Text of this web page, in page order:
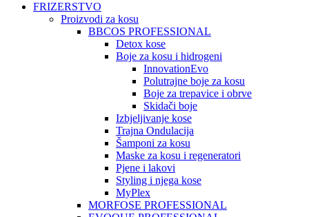
FRIZERSTVO
Proizvodi za kosu
BBCOS PROFESSIONAL
Detox kose
Boje za kosu i hidrogeni
InnovationEvo
Polutrajne boje za kosu
Boje za trepavice i obrve
Skidači boje
Izbjeljivanje kose
Trajna Ondulacija
Šamponi za kosu
Maske za kosu i regeneratori
Pjene i lakovi
Styling i njega kose
MyPlex
MORFOSE PROFESSIONAL